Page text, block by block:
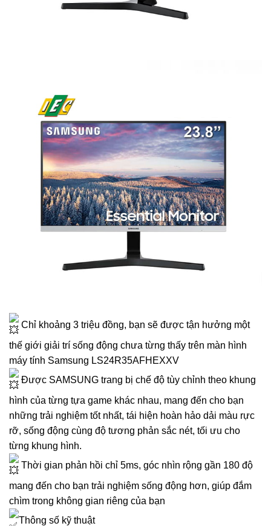
Chỉ khoảng 3 triệu đồng, bạn sẽ được tận hưởng một
thế giới giải trí sống động chưa từng thấy trên màn hình
máy tính Samsung LS24R35AFHEXXV
Được SAMSUNG trang bị chế độ tùy chỉnh theo khung
hình của từng tựa game khác nhau, mang đến cho bạn
những trải nghiệm tốt nhất, tái hiện hoàn hảo dải màu rực
rỡ, sống động cùng độ tương phản sắc nét, tối ưu cho
từng khung hình.
Thời gian phản hồi chỉ 5ms, góc nhìn rộng gần 180 độ
mang đến cho bạn trải nghiệm sống động hơn, giúp đắm
chìm trong không gian riêng của bạn
Thông số kỹ thuật